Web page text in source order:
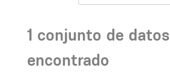
1 conjunto de datos
encontrado